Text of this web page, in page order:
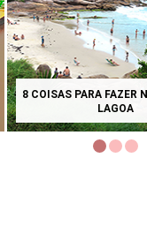
8 COISAS PARA FAZER
LAGOA